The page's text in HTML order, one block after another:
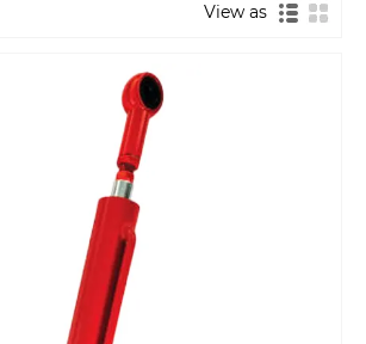
View as